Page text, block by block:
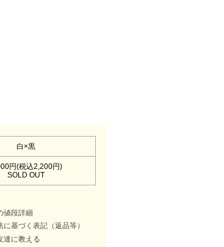
白×黒
円(税込2,200円)
SOLD OUT
値段詳細
基づく表記（返品等）
達に教える